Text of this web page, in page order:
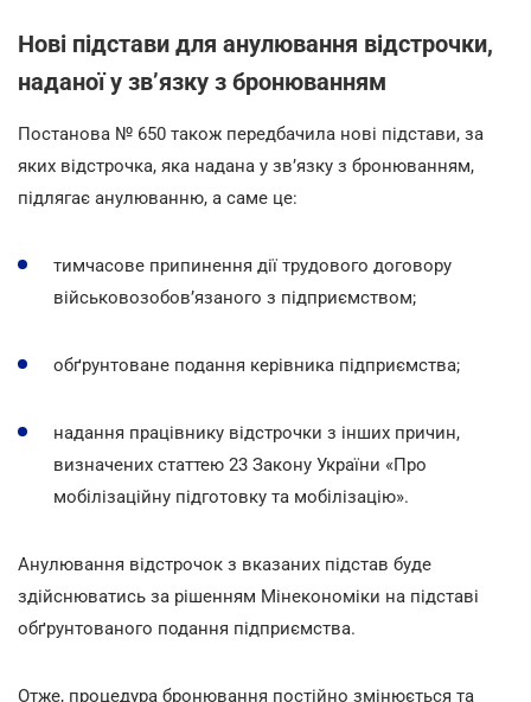
Нові підстави для анулювання відстрочки,
наданої у зв’язку з бронюванням
Постанова № 650 також передбачила нові підстави, за
яких відстрочка, яка надана у зв’язку з бронюванням,
підлягає анулюванню, а саме це:
тимчасове припинення дії трудового договору
військовозобов’язаного з підприємством;
обґрунтоване подання керівника підприємства;
надання працівнику відстрочки з інших причин,
визначених статтею 23 Закону України «Про
мобілізаційну підготовку та мобілізацію».
Анулювання відстрочок з вказаних підстав буде
здійснюватись за рішенням Мінекономіки на підставі
обґрунтованого подання підприємства.
Отже, процедура бронювання постійно змінюється та